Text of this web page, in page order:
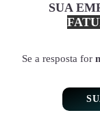
SUA
Se a resposta for